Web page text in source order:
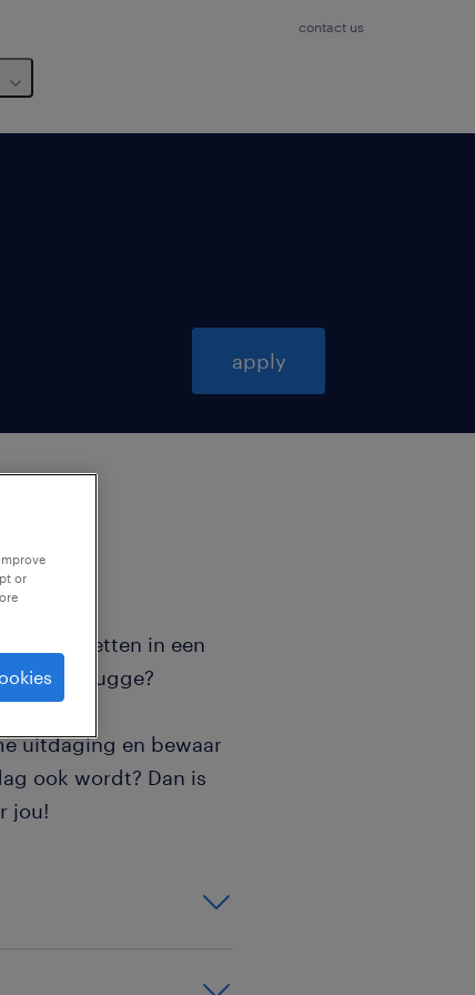
contact us
apply
in te zetten in een
Zeebrugge?
uitdaging en bewaar
ook wordt? Dan is
jou!
or